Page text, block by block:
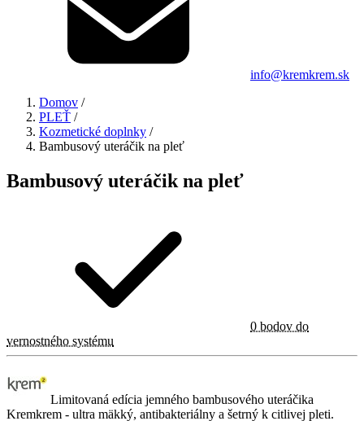
info@kremkrem.sk
Domov /
PLEŤ /
Kozmetické doplnky /
Bambusový uteráčik na pleť
Bambusový uteráčik na pleť
0 bodov do
vernostného systému
Limitovaná edícia jemného bambusového uteráčika
Kremkrem - ultra mäkký, antibakteriálny a šetrný k citlivej pleti.